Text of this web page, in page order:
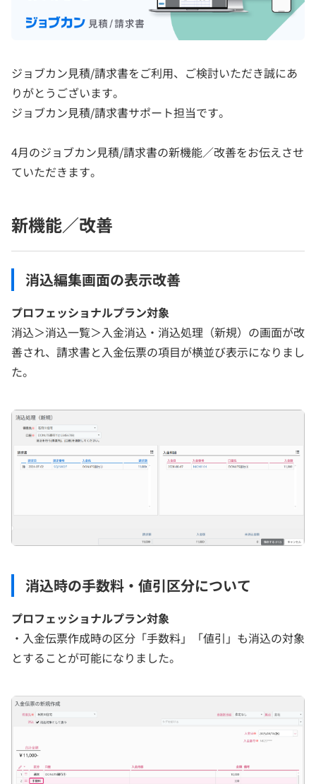
ジョブカン見積/請求書をご利用、ご検討いただき誠にあ
りがとうございます。
ジョブカン見積/請求書サポート担当です。
4月のジョブカン見積/請求書の新機能／改善をお伝えさせ
ていただきます。
新機能／改善
消込編集画面の表示改善
プロフェッショナルプラン対象
消込＞消込一覧＞入金消込・消込処理（新規）の画面が改
善され、請求書と入金伝票の項目が横並び表示になりまし
た。
消込時の手数料・値引区分について
プロフェッショナルプラン対象
・入金伝票作成時の区分「手数料」「値引」も消込の対象
とすることが可能になりました。